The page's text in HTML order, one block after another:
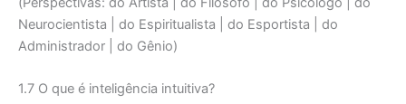
Neurocientista | do Espiritualista | do Esportista | do
Administrador | do Gênio)
1.7 O que é inteligência intuitiva?